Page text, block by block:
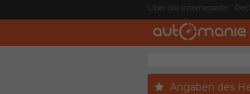
Über die Internetseite
Angaben des